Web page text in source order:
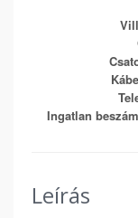
Ingatlan
Leírás